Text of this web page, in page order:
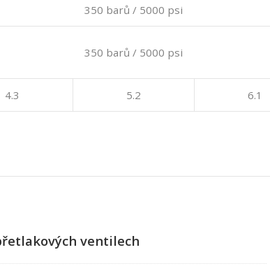
350 barů / 5000 psi
350 barů / 5000 psi
4.3 5.2 6.1
ventilech